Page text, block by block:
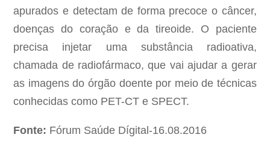
apurados e detectam de forma precoce o câncer,
doenças do coração e da tireoide. O paciente
precisa injetar uma substância radioativa,
chamada de radiofármaco, que vai ajudar a gerar
as imagens do órgão doente por meio de técnicas
conhecidas como PET-CT e SPECT.
Fonte: Fórum Saúde Dígital-16.08.2016